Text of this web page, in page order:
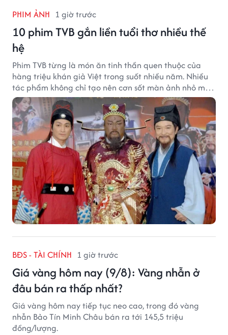
PHIM ẢNH 1 giờ trước
10 phim TVB gắn liền tuổi thơ nhiều thế
hệ
Phim TVB từng là món ăn tinh thần quen thuộc của
hàng triệu khán giả Việt trong suốt nhiều năm. Nhiều
tác phẩm không chỉ tạo nên cơn sốt màn ảnh nhỏ mà
còn trở thành ký ức khó quên của cả một thế hệ.
BĐS - TÀI CHÍNH 1 giờ trước
Giá vàng hôm nay (9/8): Vàng nhẫn ở
đâu bán ra thấp nhất?
Giá vàng hôm nay tiếp tục neo cao, trong đó vàng
nhẫn Bảo Tín Minh Châu bán ra tới 145,5 triệu
đồng/lượng.